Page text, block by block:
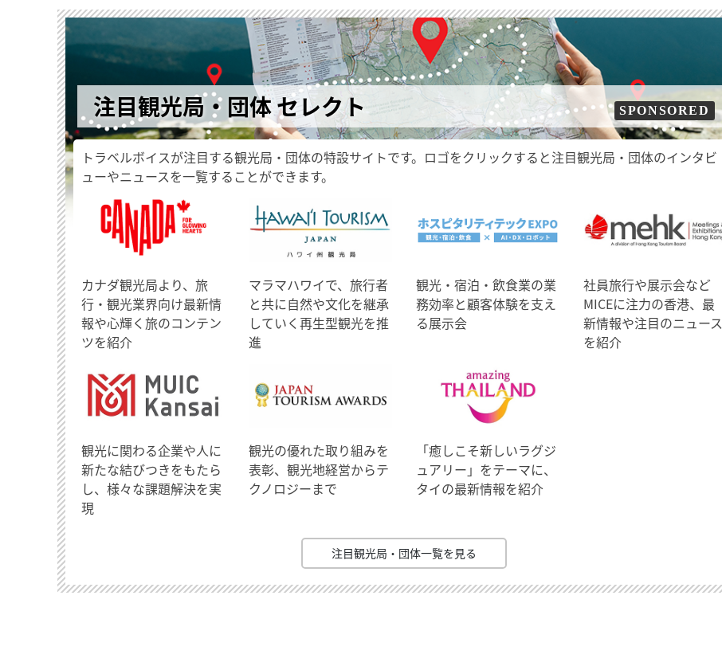
注目観光局・団体 セレクト SPONSORED
トラベルボイスが注目する観光局・団体の特設サイトです。ロゴをクリックすると注目観光局・団体のインタビ
ューやニュースを一覧することができます。
​カナダ観光局より、旅
行・観光業界向け最新情
報や心輝く旅のコンテン
ツを紹介
マラマハワイで、旅行者
と共に自然や文化を継承
していく再生型観光を推
進
観光・宿泊・飲食業の業
務効率と顧客体験を支え
る展示会
社員旅行や展示会など
MICEに注力の香港、最
新情報や注目のニュース
を紹介
観光に関わる企業や人に
新たな結びつきをもたら
し、様々な課題解決を実
現
観光の優れた取り組みを
表彰、観光地経営からテ
クノロジーまで
「癒しこそ新しいラグジ
ュアリー」をテーマに、
タイの最新情報を紹介
注目観光局・団体一覧を見る